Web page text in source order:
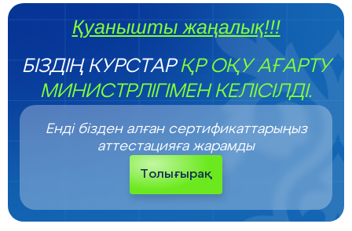
Қуанышты жаңалық!!!
БІЗДІҢ КУРСТАРҚР ОҚУ АҒАРТУ
МИНИСТРЛІГІМЕН КЕЛІСІЛДІ.
Енді бізден алған сертификаттарыңыз
аттестацияға жарамды
Толығырақ